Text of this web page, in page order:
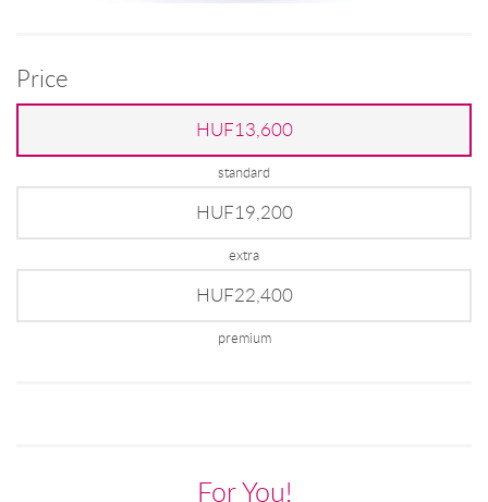
Price
HUF13,600
standard
HUF19,200
extra
HUF22,400
premium
For You!